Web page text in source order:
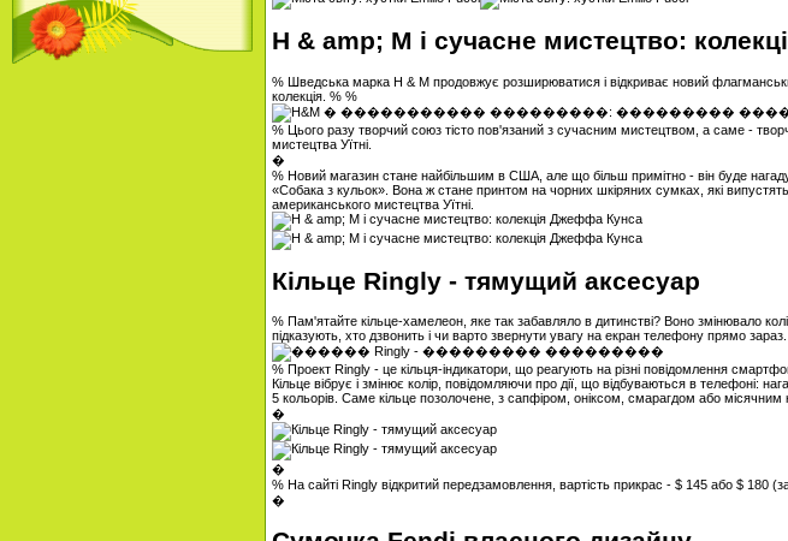
H & amp; M і сучасне мистецтво:
% Шведська марка H & M продовжує розширюватися і відкриває новий
колекція. % %
% Цього разу творчий союз тісто пов'язаний з сучасним мистецтвом, а саме -
мистецтва Уїтні.
�
% Новий магазин стане найбільшим в США, але що більш примітно - він буде
«Собака з кульок». Вона ж стане принтом на чорних шкіряних сумках, які
американського мистецтва Уїтні.
Кільце Ringly - тямущий аксесуар
% Пам'ятайте кільце-хамелеон, яке так забавляло в дитинстві? Воно змінювало
підказують, хто дзвонить і чи варто звернути увагу на екран телефону прямо зараз.
% Проект Ringly - це кільця-індикатори, що реагують на різні повідомлення
Кільце вібрує і змінює колір, повідомляючи про дії, що відбуваються в телефоні:
5 кольорів. Саме кільце позолочене, з сапфіром, оніксом, смарагдом або місячним
�
�
% На сайті Ringly відкритий передзамовлення, вартість прикрас - $ 145 або $ 180
�